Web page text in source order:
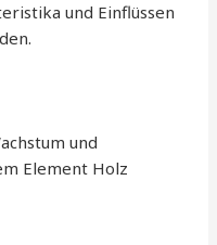
und Einflüssen
und
Element Holz